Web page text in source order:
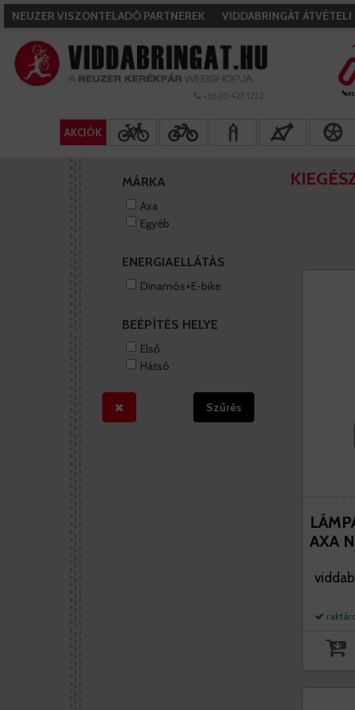
NEUZER VISZONTELADÓ PARTNEREK VIDDABRINGÁT
+36 20 427 1232
AKCIÓK
MÁRKA
Axa
Egyéb
ENERGIAELLÁTÁS
Dinamós+E-bike
BEÉPÍTÉS HELYE
Első
Hátsó
Szűrés
AXA